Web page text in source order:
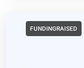
FUNDINGRAISED